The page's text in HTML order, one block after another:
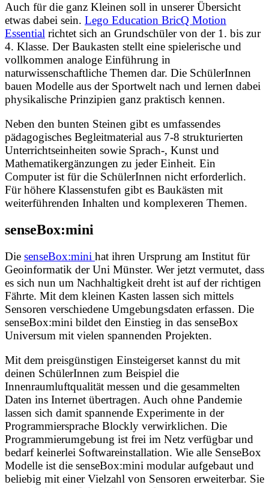
Auch für die ganz Kleinen soll in unserer Übersicht
etwas dabei sein. Lego Education BricQ Motion
Essential richtet sich an Grundschüler von der 1. bis zur
4. Klasse. Der Baukasten stellt eine spielerische und
vollkommen analoge Einführung in
naturwissenschaftliche Themen dar. Die SchülerInnen
bauen Modelle aus der Sportwelt nach und lernen dabei
physikalische Prinzipien ganz praktisch kennen.
Neben den bunten Steinen gibt es umfassendes
pädagogisches Begleitmaterial aus 7-8 strukturierten
Unterrichtseinheiten sowie Sprach-, Kunst und
Mathematikergänzungen zu jeder Einheit. Ein
Computer ist für die SchülerInnen nicht erforderlich.
Für höhere Klassenstufen gibt es Baukästen mit
weiterführenden Inhalten und komplexeren Themen.
senseBox:mini
Die senseBox:mini hat ihren Ursprung am Institut für
Geoinformatik der Uni Münster. Wer jetzt vermutet, dass
es sich nun um Nachhaltigkeit dreht ist auf der richtigen
Fährte. Mit dem kleinen Kasten lassen sich mittels
Sensoren verschiedene Umgebungsdaten erfassen. Die
senseBox:mini bildet den Einstieg in das senseBox
Universum mit vielen spannenden Projekten.
Mit dem preisgünstigen Einsteigerset kannst du mit
deinen SchülerInnen zum Beispiel die
Innenraumluftqualität messen und die gesammelten
Daten ins Internet übertragen. Auch ohne Pandemie
lassen sich damit spannende Experimente in der
Programmiersprache Blockly verwirklichen. Die
Programmierumgebung ist frei im Netz verfügbar und
bedarf keinerlei Softwareinstallation. Wie alle SenseBox
Modelle ist die senseBox:mini modular aufgebaut und
beliebig mit einer Vielzahl von Sensoren erweiterbar. Sie